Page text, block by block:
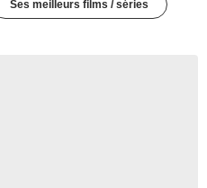
Ses meilleurs films / séries